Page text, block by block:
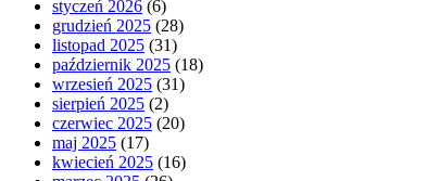
styczeń 2026 (6)
grudzień 2025 (28)
listopad 2025 (31)
październik 2025 (18)
wrzesień 2025 (31)
sierpień 2025 (2)
czerwiec 2025 (20)
maj 2025 (17)
kwiecień 2025 (16)